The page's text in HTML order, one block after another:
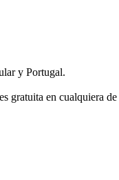
y Portugal.
gratuita en cualquiera de